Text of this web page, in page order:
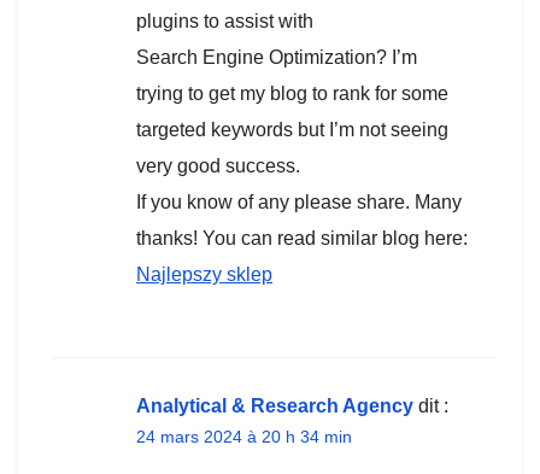
plugins to assist with
Search Engine Optimization? I’m
trying to get my blog to rank for some
targeted keywords but I’m not seeing
very good success.
If you know of any please share. Many
thanks! You can read similar blog here:
Najlepszy sklep
Analytical & Research Agency dit :
24 mars 2024 à 20 h 34 min